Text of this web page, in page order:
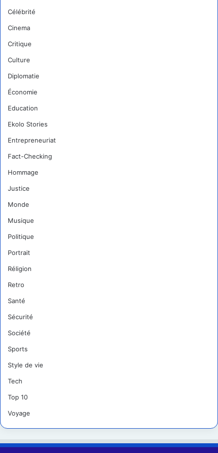
Célébrité
Cinema
Critique
Culture
Diplomatie
Économie
Education
Ekolo Stories
Entrepreneuriat
Fact-Checking
Hommage
Justice
Monde
Musique
Politique
Portrait
Réligion
Retro
Santé
Sécurité
Société
Sports
Style de vie
Tech
Top 10
Voyage